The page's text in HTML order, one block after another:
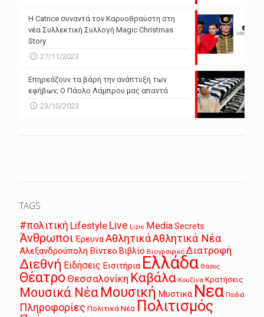
Η Catrice συναντά τον Καρυοθραύστη στη
νέα Συλλεκτική Συλλογή Magic Christmas
Story
27/11/2023
Επηρεάζουν τα βάρη την ανάπτυξη των
εφήβων; Ο Πάολο Λάμπρου μας απαντά
23/10/2023
TAGS
#πολιτική Lifestyle Live Lizie MediaSecrets
Άνθρωποι ΈρευναΑθλητικάΑθλητικά Νέα
Αλεξανδρούπολη Βίντεο Βιβλίο Βιογραφικό Διατροφή
Διεθνή Ειδήσεις Εισιτήρια Ελλάδα Θάσος
Θέατρο Θεσσαλονίκη Καβάλα Κουζίνα Κρατήσεις
Μουσικά Νέα Μουσική Μυστικά Νεα Παιδιά
Πληροφορίες Πολιτικά Νέα Πολιτισμός